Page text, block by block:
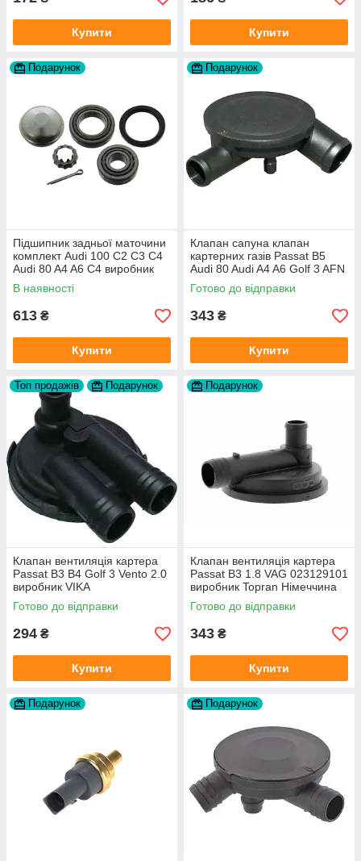
Купити Купити
Подарунок
Підшипник задньої маточини
комплект Audi 100 C2 C3 C4
Audi 80 A4 A6 C4 виробник
FAG
В наявності
613 ₴
Купити
Подарунок
Клапан сапуна клапан
картерних газів Passat B5
Audi 80 Audi A4 A6 Golf 3 AFN
1Y AAZ 1Z AFF AEY AAZ AHB
AHU
Готово до відправки
343 ₴
Купити
Топ продажів Подарунок
Клапан вентиляція картера
Passat B3 B4 Golf 3 Vento 2.0
виробник VIKA
Готово до відправки
294 ₴
Купити
Подарунок
Клапан вентиляція картера
Passat B3 1.8 VAG 023129101
виробник Topran Німеччина
Готово до відправки
343 ₴
Купити
Подарунок Подарунок